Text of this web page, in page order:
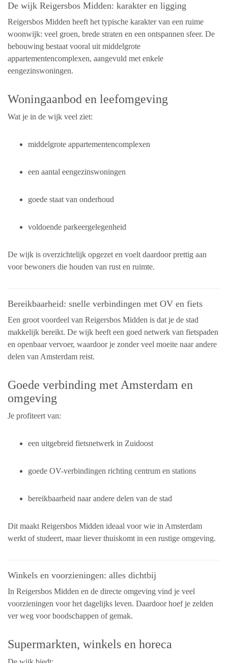
De wijk Reigersbos Midden: karakter en ligging
Reigersbos Midden heeft het typische karakter van een ruime
woonwijk: veel groen, brede straten en een ontspannen sfeer. De
bebouwing bestaat vooral uit middelgrote
appartementencomplexen, aangevuld met enkele
eengezinswoningen.
Woningaanbod en leefomgeving
Wat je in de wijk veel ziet:
middelgrote appartementencomplexen
een aantal eengezinswoningen
goede staat van onderhoud
voldoende parkeergelegenheid
De wijk is overzichtelijk opgezet en voelt daardoor prettig aan
voor bewoners die houden van rust en ruimte.
Bereikbaarheid: snelle verbindingen met OV en fiets
Een groot voordeel van Reigersbos Midden is dat je de stad
makkelijk bereikt. De wijk heeft een goed netwerk van fietspaden
en openbaar vervoer, waardoor je zonder veel moeite naar andere
delen van Amsterdam reist.
Goede verbinding met Amsterdam en
omgeving
Je profiteert van:
een uitgebreid fietsnetwerk in Zuidoost
goede OV-verbindingen richting centrum en stations
bereikbaarheid naar andere delen van de stad
Dit maakt Reigersbos Midden ideaal voor wie in Amsterdam
werkt of studeert, maar liever thuiskomt in een rustige omgeving.
Winkels en voorzieningen: alles dichtbij
In Reigersbos Midden en de directe omgeving vind je veel
voorzieningen voor het dagelijks leven. Daardoor hoef je zelden
ver weg voor boodschappen of gemak.
Supermarkten, winkels en horeca